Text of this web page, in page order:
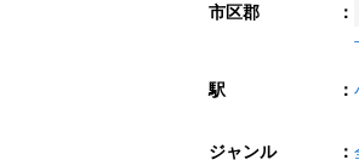
市区郡 ：
駅 ：
ジャンル ：